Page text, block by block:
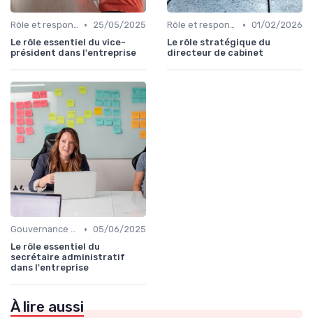
Rôle et responsabilités du CEO •
25/05/2025
Le rôle essentiel du vice-
président dans l'entreprise
Rôle et responsabilités du CEO • 01/02/2026
Le rôle stratégique du
directeur de cabinet
Gouvernance d’entreprise • 05/06/2025
Le rôle essentiel du
secrétaire administratif
dans l'entreprise
À lire aussi